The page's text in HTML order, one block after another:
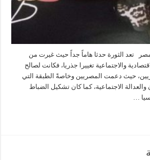
تعد الثورة حدثا هاماً جداً حيث غيرت من
والاجتماعية تغييرا جذريا، فكانت لصالح
حيث دعمت المصريين وخاصةً الطبقة التي
الاجتماعية، كما كان تشكيل الضباط
…